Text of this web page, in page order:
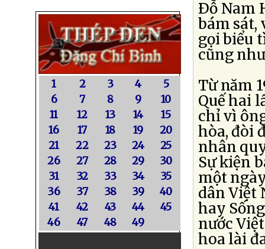
1 2 3 4
5
6
7 8 9
10
11
12 13 14
15
16
17 18 19
20
21
22 23 24
25
26
27 28 29
30
31
32 33 34
35
36
37 38 39
40
41
42 43 44
45
46
47 48 49
Ðỗ Nam
bám sát,
gọi biểu
cũng
Từ năm
Quế hai
chỉ vì
hòa, đòi
nhân
Sự kiện
một
dân Việt
hay
nước
hoa lài